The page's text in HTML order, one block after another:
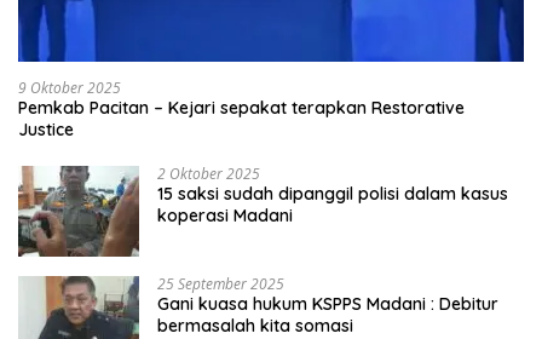
9 Oktober 2025
Pemkab Pacitan – Kejari sepakat terapkan Restorative
Justice
2 Oktober 2025
15 saksi sudah dipanggil polisi dalam kasus
koperasi Madani
25 September 2025
Gani kuasa hukum KSPPS Madani : Debitur
bermasalah kita somasi